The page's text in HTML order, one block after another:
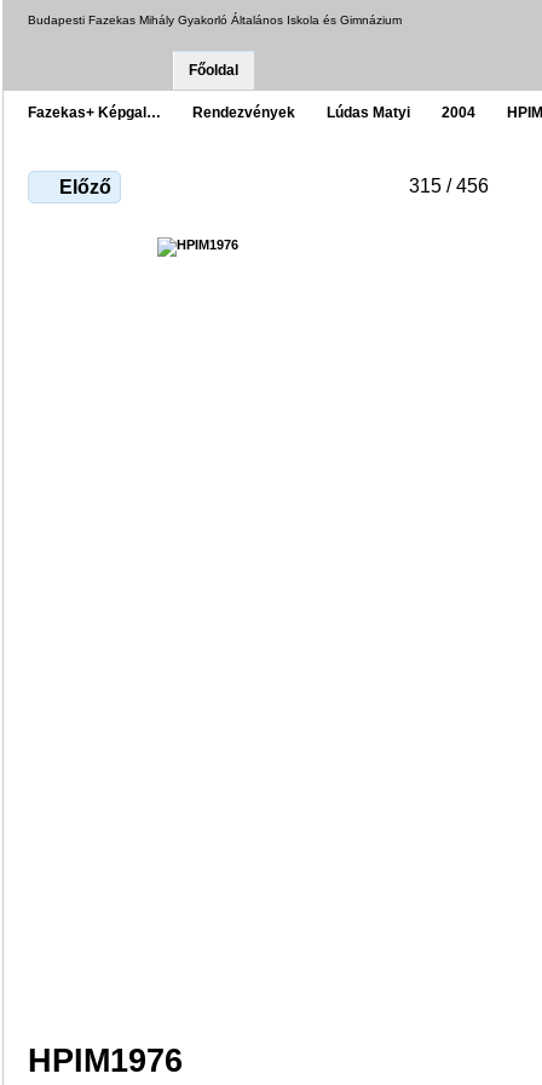
Budapesti Fazekas Mihály Gyakorló Általános Iskola és Gimnázium
Főoldal
Fazekas+ Képgal… Rendezvények Lúdas Matyi 2004
Előző 315 / 456
HPIM1976